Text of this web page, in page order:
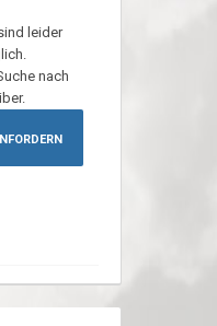
leider
nach